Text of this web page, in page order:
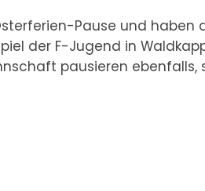
Pause und haben
der F-Jugend in
pausieren ebenfalls,